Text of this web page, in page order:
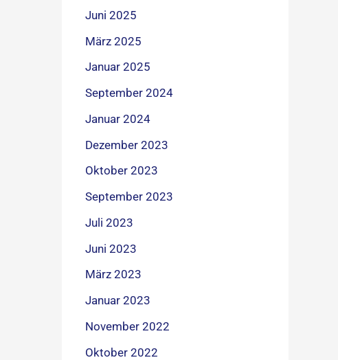
Juni 2025
März 2025
Januar 2025
September 2024
Januar 2024
Dezember 2023
Oktober 2023
September 2023
Juli 2023
Juni 2023
März 2023
Januar 2023
November 2022
Oktober 2022